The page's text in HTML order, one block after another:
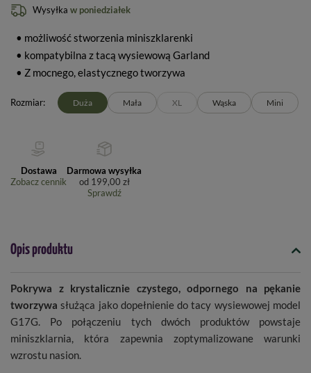
Wysyłka w poniedziałek
• możliwość stworzenia miniszklarenki
• kompatybilna z tacą wysiewową Garland
• Z mocnego, elastycznego tworzywa
Rozmiar Duża Mała XL Wąska Mini
Dostawa
Zobacz cennik
Darmowa wysyłka
od 199,00 zł
Sprawdź
Opis produktu
Pokrywa z krystalicznie czystego, odpornego na pękanie
tworzywa służąca jako dopełnienie do tacy wysiewowej model
G17G. Po połączeniu tych dwóch produktów powstaje
miniszklarnia, która zapewnia zoptymalizowane warunki
wzrostu nasion.